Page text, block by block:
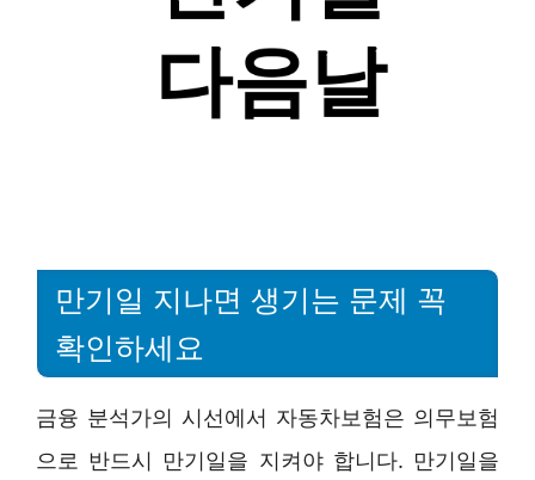
만기일 지나면 생기는 문제 꼭
확인하세요
금융 분석가의 시선에서 자동차보험은 의무보험
으로 반드시 만기일을 지켜야 합니다. 만기일을